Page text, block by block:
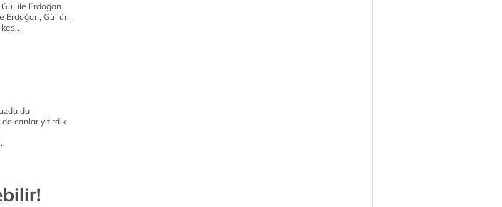
ile Erdoğan
Erdoğan, Gül'ün,
da
canlar yitirdik